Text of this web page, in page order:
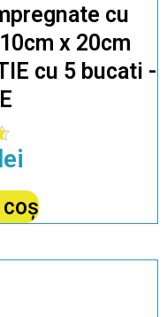
cu
x 20cm
cu 5 bucati -
lei